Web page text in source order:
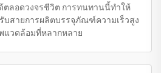
ตลอดวงจรชีวิต การทนทานนี้ทำให้
บสายการผลิตบรรจุภัณฑ์ความเร็วสูง
แวดล้อมที่หลากหลาย